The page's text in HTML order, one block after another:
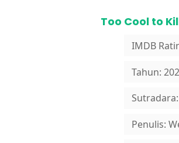
Too Cool to
IMDB
Tahun:
Penulis: